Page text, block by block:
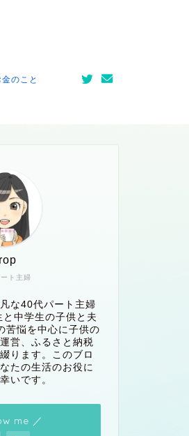
のこと
ト主婦
な40代パート主婦
中学生の子供と夫
苦悩を中心に子供の
営、ふるさと納税
ります。このブロ
たの生活のお役に
いです。
me ／